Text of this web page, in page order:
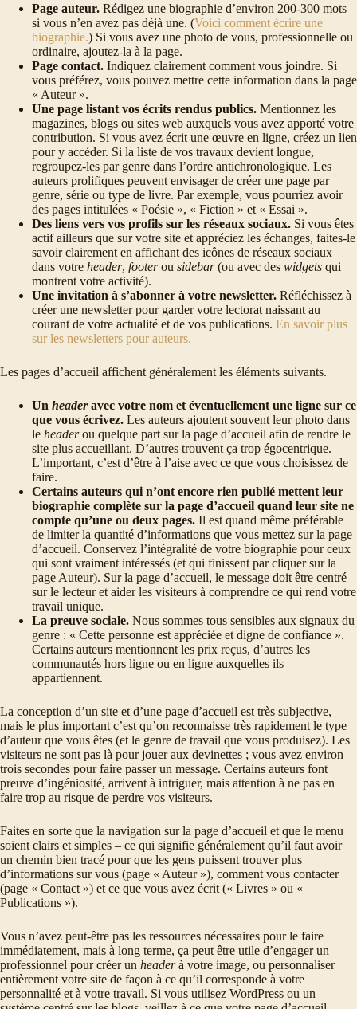
Page auteur. Rédigez une biographie d’environ 200-300 mots
si vous n’en avez pas déjà une. (Voici comment écrire une
biographie.) Si vous avez une photo de vous, professionnelle ou
ordinaire, ajoutez-la à la page.
Page contact. Indiquez clairement comment vous joindre. Si
vous préférez, vous pouvez mettre cette information dans la page
« Auteur ».
Une page listant vos écrits rendus publics. Mentionnez les
magazines, blogs ou sites web auxquels vous avez apporté votre
contribution. Si vous avez écrit une œuvre en ligne, créez un lien
pour y accéder. Si la liste de vos travaux devient longue,
regroupez-les par genre dans l’ordre antichronologique. Les
auteurs prolifiques peuvent envisager de créer une page par
genre, série ou type de livre. Par exemple, vous pourriez avoir
des pages intitulées « Poésie », « Fiction » et « Essai ».
Des liens vers vos profils sur les réseaux sociaux. Si vous êtes
actif ailleurs que sur votre site et appréciez les échanges, faites-le
savoir clairement en affichant des icônes de réseaux sociaux
dans votre header, footerou sidebar(ou avec des widgets qui
montrent votre activité).
Une invitation à s’abonner à votre newsletter. Réfléchissez à
créer une newsletter pour garder votre lectorat naissant au
courant de votre actualité et de vos publications. En savoir plus
sur les newsletters pour auteurs.
Les pages d’accueil affichent généralement les éléments suivants.
Un headeravec votre nom et éventuellement une ligne sur ce
que vous écrivez. Les auteurs ajoutent souvent leur photo dans
le headerou quelque part sur la page d’accueil afin de rendre le
site plus accueillant. D’autres trouvent ça trop égocentrique.
L’important, c’est d’être à l’aise avec ce que vous choisissez de
faire.
Certains auteurs qui n’ont encore rien publié mettent leur
biographie complète sur la page d’accueil quand leur site ne
compte qu’une ou deux pages. Il est quand même préférable
de limiter la quantité d’informations que vous mettez sur la page
d’accueil. Conservez l’intégralité de votre biographie pour ceux
qui sont vraiment intéressés (et qui finissent par cliquer sur la
page Auteur). Sur la page d’accueil, le message doit être centré
sur le lecteur et aider les visiteurs à comprendre ce qui rend votre
travail unique.
La preuve sociale. Nous sommes tous sensibles aux signaux du
genre : « Cette personne est appréciée et digne de confiance ».
Certains auteurs mentionnent les prix reçus, d’autres les
communautés hors ligne ou en ligne auxquelles ils
appartiennent.
La conception d’un site et d’une page d’accueil est très subjective,
mais le plus important c’est qu’on reconnaisse très rapidement le type
d’auteur que vous êtes (et le genre de travail que vous produisez). Les
visiteurs ne sont pas là pour jouer aux devinettes ; vous avez environ
trois secondes pour faire passer un message. Certains auteurs font
preuve d’ingéniosité, arrivent à intriguer, mais attention à ne pas en
faire trop au risque de perdre vos visiteurs.
Faites en sorte que la navigation sur la page d’accueil et que le menu
soient clairs et simples – ce qui signifie généralement qu’il faut avoir
un chemin bien tracé pour que les gens puissent trouver plus
d’informations sur vous (page « Auteur »), comment vous contacter
(page « Contact ») et ce que vous avez écrit (« Livres » ou «
Publications »).
Vous n’avez peut-être pas les ressources nécessaires pour le faire
immédiatement, mais à long terme, ça peut être utile d’engager un
professionnel pour créer un headerà votre image, ou personnaliser
entièrement votre site de façon à ce qu’il corresponde à votre
personnalité et à votre travail. Si vous utilisez WordPress ou un